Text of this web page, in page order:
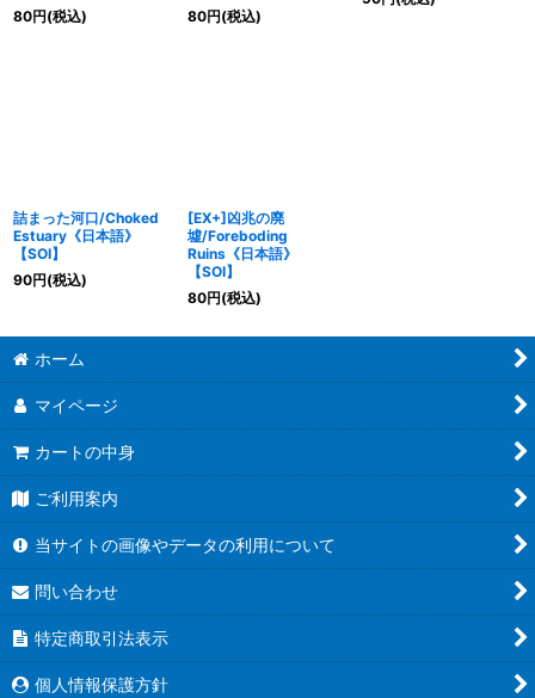
80円(税込)
80円(税込)
詰まった河口/Choked
Estuary《日本語》
【SOI】
90円(税込)
[EX+]凶兆の廃
墟/Foreboding
Ruins《日本語》
【SOI】
80円(税込)
ホーム
マイページ
カートの中身
ご利用案内
当サイトの画像やデータの利用について
問い合わせ
特定商取引法表示
個人情報保護方針